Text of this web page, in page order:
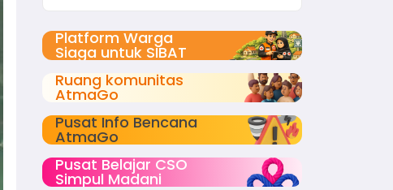
Platform Warga
Siaga untuk SIBAT
Ruang komunitas
AtmaGo
Pusat Info Bencana
AtmaGo
Pusat Belajar CSO
Simpul Madani